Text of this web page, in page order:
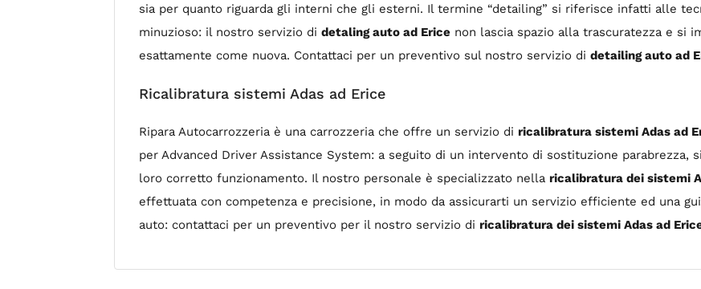
sia per quanto riguarda gli interni che gli esterni. Il termine “detailing” si riferisce infatti alle
minuzioso: il nostro servizio di detaling auto ad Erice non lascia spazio alla trascuratezza e si
esattamente come nuova. Contattaci per un preventivo sul nostro servizio di detailing auto ad
Ricalibratura sistemi Adas ad Erice
Ripara Autocarrozzeria è una carrozzeria che offre un servizio di ricalibratura sistemi Adas ad
per Advanced Driver Assistance System: a seguito di un intervento di sostituzione parabrezza,
loro corretto funzionamento. Il nostro personale è specializzato nella ricalibratura dei sistemi
effettuata con competenza e precisione, in modo da assicurarti un servizio efficiente ed una
auto: contattaci per un preventivo per il nostro servizio di ricalibratura dei sistemi Adas ad